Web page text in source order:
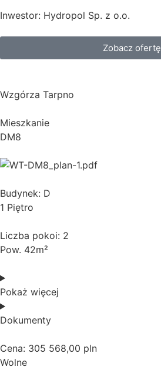
Inwestor: Hydropol Sp. z o.o.
Zobacz ofertę
Wzgórza Tarpno
Mieszkanie
DM8
Budynek: D
1 Piętro
Liczba pokoi: 2
Pow. 42m²
Pokaż więcej
Dokumenty
Cena: 305 568,00 pln
Wolne